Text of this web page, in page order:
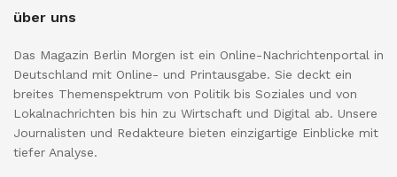
über uns
Das Magazin Berlin Morgen ist ein Online-Nachrichtenportal in
Deutschland mit Online- und Printausgabe. Sie deckt ein
breites Themenspektrum von Politik bis Soziales und von
Lokalnachrichten bis hin zu Wirtschaft und Digital ab. Unsere
Journalisten und Redakteure bieten einzigartige Einblicke mit
tiefer Analyse.